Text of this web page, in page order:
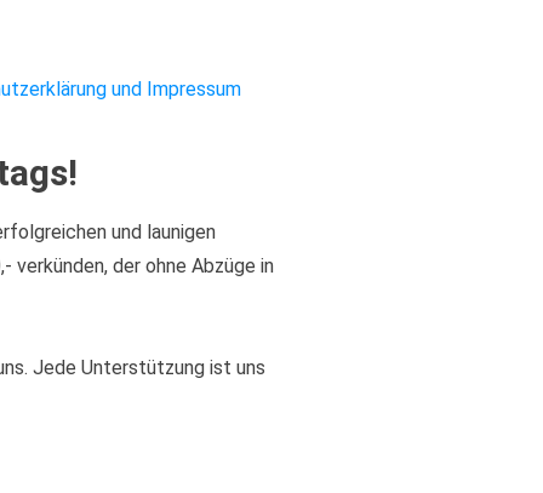
und Impressum
und launigen
verkünden, der ohne Abzüge in
Jede Unterstützung ist uns